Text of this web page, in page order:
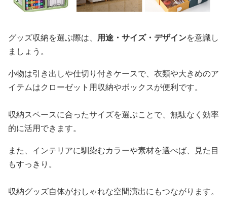
グッズ収納を選ぶ際は、 用途・サイズ・デザインを意識し
ましょう。
小物は引き出しや仕切り付きケースで、衣類や大きめのア
イテムはクローゼット用収納やボックスが便利です。
収納スペースに合ったサイズを選ぶことで、無駄なく効率
的に活用できます。
また、インテリアに馴染むカラーや素材を選べば、見た目
もすっきり。
収納グッズ自体がおしゃれな空間演出にもつながります。